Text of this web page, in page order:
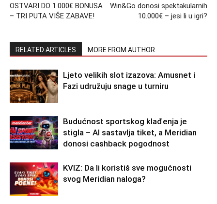
OSTVARI DO 1.000€ BONUSA
– TRI PUTA VIŠE ZABAVE!
Win&Go donosi spektakularnih
10.000€ – jesi li u igri?
RELATED ARTICLES MORE FROM AUTHOR
Ljeto velikih slot izazova: Amusnet i
Fazi udružuju snage u turniru
Budućnost sportskog klađenja je
stigla – AI sastavlja tiket, a Meridian
donosi cashback pogodnost
KVIZ: Da li koristiš sve mogućnosti
svog Meridian naloga?